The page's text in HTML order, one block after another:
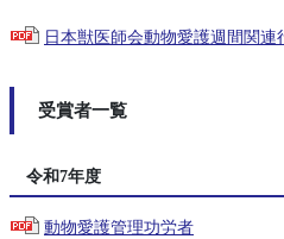
日本獣医師会動物愛護週間関連
受賞者一覧
令和7年度
動物愛護管理功労者